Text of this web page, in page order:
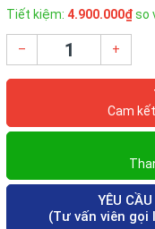
Tiết kiệm: 4.900.000₫so
– +
Cam
YÊU
(Tư vấn viên